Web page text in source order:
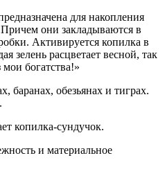
для накопления
они закладываются в
Активируется копилка в
зелень расцветает весной, так
мои богатства!»
баранах, обезьянах и тиграх.
копилка-сундучок.
и материальное